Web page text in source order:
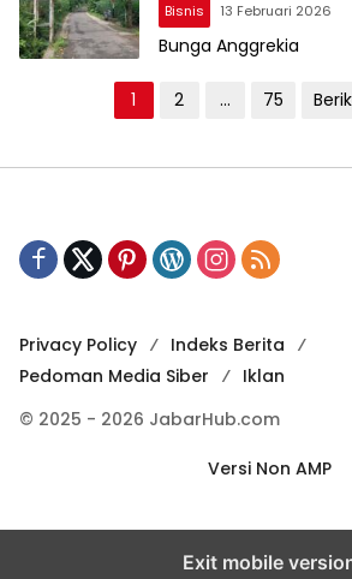
Bisnis 13 Februari 2026
Bunga Anggrekia
g
n
a
i
p
o
1 2 … 75
Privacy Policy
Indeks Berita
Pedoman Media Siber
Iklan
© 2025 - 2026 JabarHub.com
Versi Non AMP
Exit mobile